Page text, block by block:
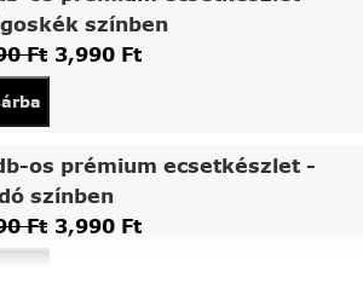
színben
Ft 3,990 Ft
os prémium ecsetkészlet -
színben
Ft 3,990 Ft